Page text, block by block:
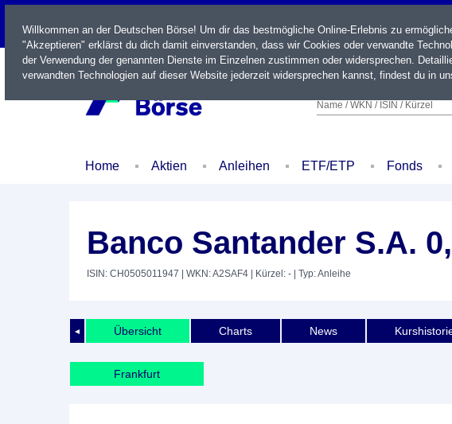
LIVE
Name / WKN / ISIN / Kürzel
Home Aktien Anleihen ETF/ETP Fonds
Banco Santander S.A.
ISIN: CH0505011947 | WKN: A2SAF4 | Kürzel: - | Typ: Anleihe
◄ Übersicht Charts News
Frankfurt
Willkommen an der Deutschen Börse! Um dir das bestmögliche Online-Erlebnis zu
"Akzeptieren" erklärst du dich damit einverstanden, dass wir Cookies oder verwandte
der Verwendung der genannten Dienste im Einzelnen zustimmen oder widersprechen.
verwandten Technologien auf dieser Website jederzeit widersprechen kannst, findest du in